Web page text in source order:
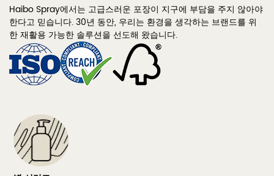
Haibo Spray에서는 고급스러운 포장이 지구에 부담을 주지 않아야
한다고 믿습니다. 30년 동안, 우리는 환경을 생각하는 브랜드를 위
한 재활용 가능한 솔루션을 선도해 왔습니다.